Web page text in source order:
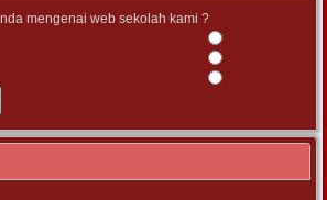
mengenai web sekolah kami ?